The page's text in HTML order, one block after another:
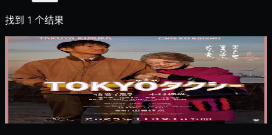
找到 1 个结果
2
东京出租车
剧情片